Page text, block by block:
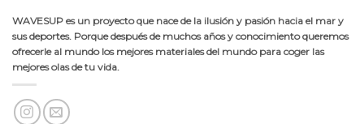
WAVESUP es un proyecto que nace de la ilusión y pasión hacia el mar y
sus deportes. Porque después de muchos años y conocimiento queremos
ofrecerle al mundo los mejores materiales del mundo para coger las
mejores olas de tu vida.